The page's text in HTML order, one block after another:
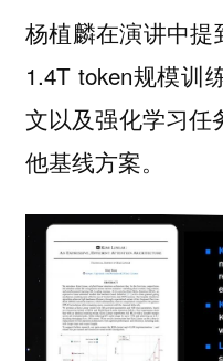
杨植麟在演讲中提
1.4T token规模训
文以及强化学习任
他基线方案。